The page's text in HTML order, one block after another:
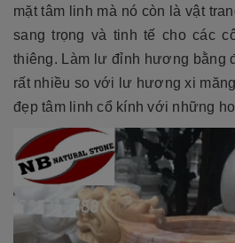
mặt tâm linh mà nó còn là vật
sang trọng và tinh tế cho các
thiêng. Làm lư đỉnh hương bằng
rất nhiều so với lư hương xi
đẹp tâm linh cổ kính với những